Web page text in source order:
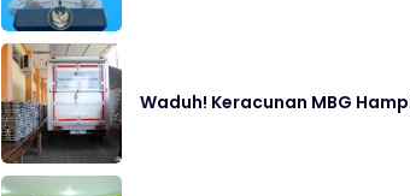
Waduh! Keracunan MBG